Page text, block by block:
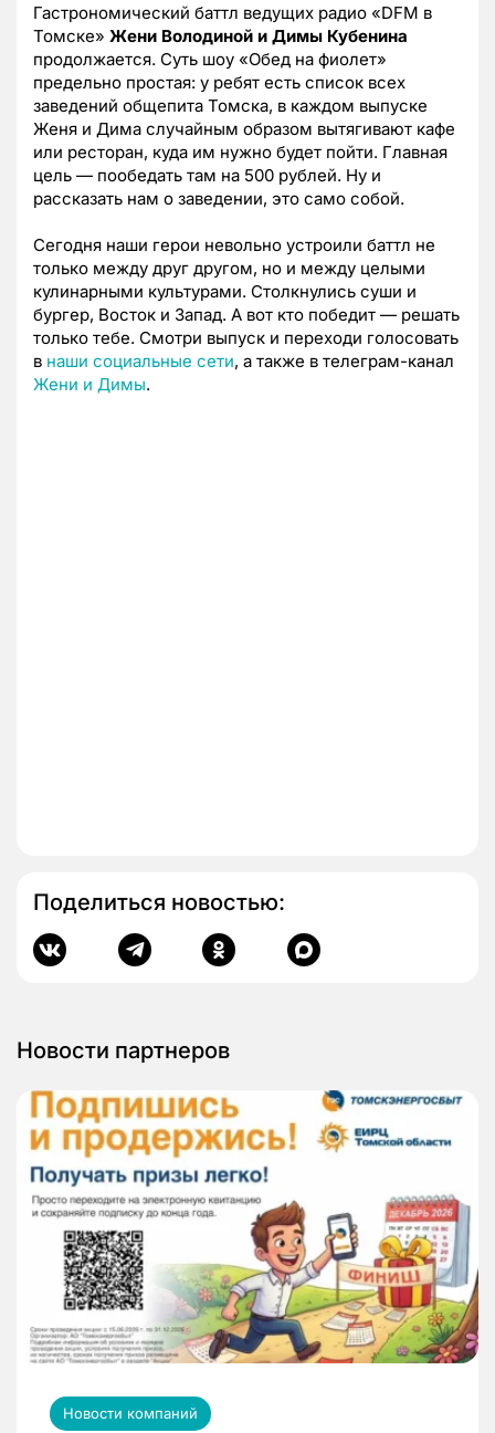
Гастрономический баттл ведущих радио «DFM в
Томске» Жени Володиной и Димы Кубенина
продолжается. Суть шоу «Обед на фиолет»
предельно простая: у ребят есть список всех
заведений общепита Томска, в каждом выпуске
Женя и Дима случайным образом вытягивают кафе
или ресторан, куда им нужно будет пойти. Главная
цель — пообедать там на 500 рублей. Ну и
рассказать нам о заведении, это само собой.
Сегодня наши герои невольно устроили баттл не
только между друг другом, но и между целыми
кулинарными культурами. Столкнулись суши и
бургер, Восток и Запад. А вот кто победит — решать
только тебе. Смотри выпуск и переходи голосовать
в наши социальные сети, а также в телеграм-канал
Жени и Димы.
Поделиться новостью:
Новости партнеров
Новости компаний